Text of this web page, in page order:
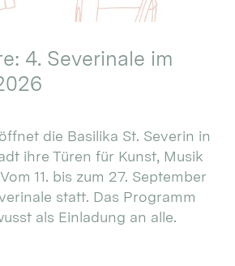
4. Severinale im
die Basilika St. Severin in
ihre Türen für Kunst, Musik
11. bis zum 27. September
statt. Das Programm
als Einladung an alle.